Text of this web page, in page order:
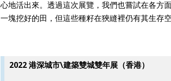
心地活出來。透過這次展覽，我們也嘗試在各方
一塊挖好的田，但這些種籽在狹縫裡仍有其生存空
2022 港深城市\建築雙城雙年展（香港）